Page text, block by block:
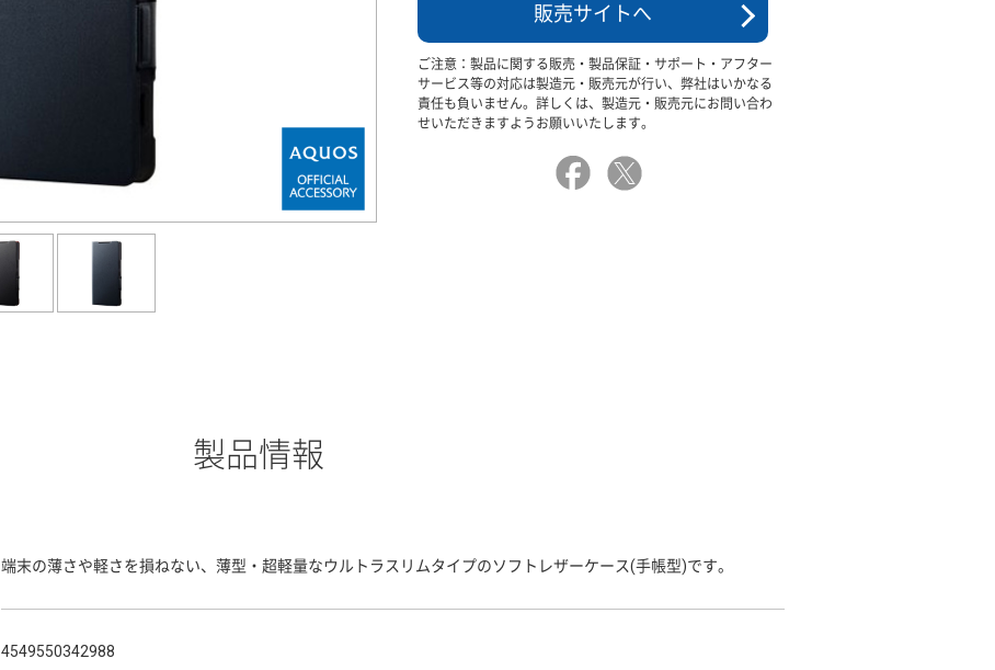
販売サイトへ
ご注意：製品に関する販売・製品保証・サポート・アフター
サービス等の対応は製造元・販売元が行い、弊社はいかなる
責任も負いません。詳しくは、製造元・販売元にお問い合わ
せいただきますようお願いいたします。
製品情報
端末の薄さや軽さを損ねない、薄型・超軽量なウルトラスリムタイプのソフトレザーケース(手帳型)です。
4549550342988